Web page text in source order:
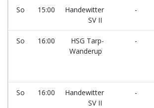
So 15:00
Handewitter
SV II
-
So 16:00
HSG Tarp-
Wanderup
-
So 16:00
Handewitter
SV II
-